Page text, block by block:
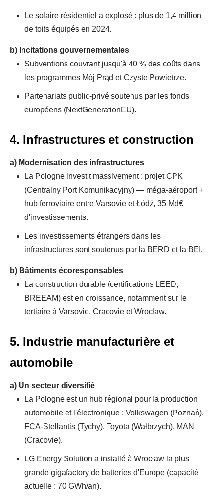
Le solaire résidentiel a explosé : plus de 1,4 million
de toits équipés en 2024.
b) Incitations gouvernementales
Subventions couvrant jusqu'à 40 % des coûts dans
les programmes Mój Prąd et Czyste Powietrze.
Partenariats public-privé soutenus par les fonds
européens (NextGenerationEU).
4. Infrastructures et construction
a) Modernisation des infrastructures
La Pologne investit massivement : projet CPK
(Centralny Port Komunikacyjny) — méga-aéroport +
hub ferroviaire entre Varsovie et Łódź, 35 Md€
d'investissements.
Les investissements étrangers dans les
infrastructures sont soutenus par la BERD et la BEI.
b) Bâtiments écoresponsables
La construction durable (certifications LEED,
BREEAM) est en croissance, notamment sur le
tertiaire à Varsovie, Cracovie et Wrocław.
5. Industrie manufacturière et
automobile
a) Un secteur diversifié
La Pologne est un hub régional pour la production
automobile et l'électronique : Volkswagen (Poznań),
FCA-Stellantis (Tychy), Toyota (Wałbrzych), MAN
(Cracovie).
LG Energy Solution a installé à Wrocław la plus
grande gigafactory de batteries d'Europe (capacité
actuelle : 70 GWh/an).